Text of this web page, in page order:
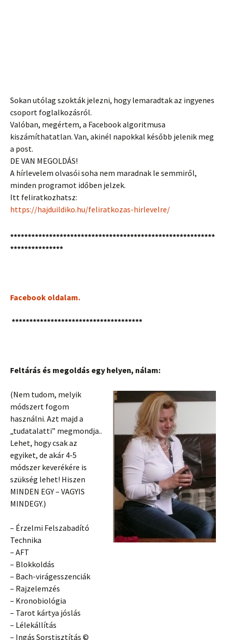
Sokan utólag szokták jelezni, hogy lemaradtak az ingyenes
csoport foglalkozásról.
Valóban, megértem, a Facebook algoritmusa
kiszámíthatatlan. Van, akinél napokkal később jelenik meg
a post.
DE VAN MEGOLDÁS!
A hírlevelem olvasói soha nem maradnak le semmiről,
minden programot időben jelzek.
Itt feliratkozhatsz:
https://hajduildiko.hu/feliratkozas-hirlevelre/
**********************************************************
***************
Facebook oldalam.
*************************************
Feltárás és megoldás egy helyen, nálam:
(Nem tudom, melyik
módszert fogom
használni. Azt majd a
„tudatalatti” megmondja..
Lehet, hogy csak az
egyiket, de akár 4-5
módszer keverékére is
szükség lehet! Hiszen
MINDEN EGY – VAGYIS
MINDEGY.)
– Érzelmi Felszabadító
Technika
– AFT
– Blokkoldás
– Bach-virágesszenciák
– Rajzelemzés
– Kronobiológia
– Tarot kártya jóslás
– Lélekállítás
– Ingás Sorstisztítás ©